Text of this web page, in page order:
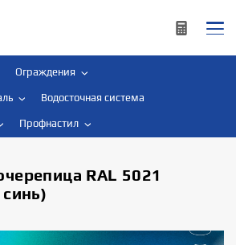
Ограждения
Водосточная система
Профнастил
RAL 5021